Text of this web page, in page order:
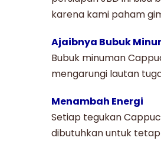
karena kami paham
Ajaibnya Bubuk
Bubuk minuman
mengarungi lautan
Menambah Energi
Setiap tegukan
dibutuhkan untuk